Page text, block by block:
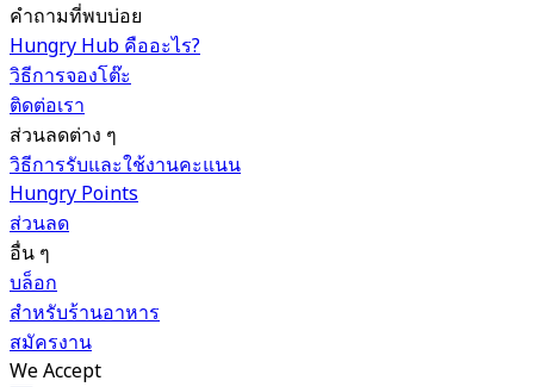
คำถามที่พบบ่อย
Hungry Hub คืออะไร?
วิธีการจองโต๊ะ
ติดต่อเรา
ส่วนลดต่าง ๆ
วิธีการรับและใช้งานคะแนน
Hungry Points
ส่วนลด
อื่น ๆ
บล็อก
สำหรับร้านอาหาร
สมัครงาน
We Accept